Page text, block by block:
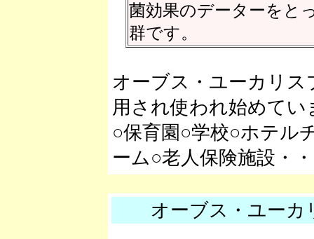
菌効果のデーターをと
群です。
オーブス・ユーカリ
用され使われ始めてい
○保育園○学校○ホテル
ーム○老人保険施設・
オーブス・ユーカ